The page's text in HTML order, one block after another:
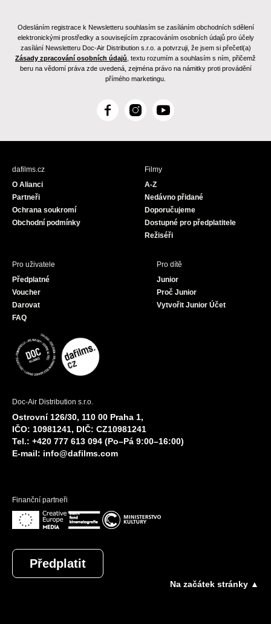
Odesláním registrace k Newsletteru souhlasím se zasíláním obchodních sdělení
elektronickými prostředky a souvisejícím zpracováním osobních údajů pro účely
zasílání Newsletteru Doc-Air Distribution s.r.o. a potvrzuji, že jsem si přečetl(a)
Zásady zpracování osobních údajů , textu rozumím a souhlasím s ním, přičemž
beru na vědomí práva zde uvedená, zejména právo na námitky proti provádění
přímého marketingu.
F
c
I
s
Y
u
dafilms.cz
O Alianci
Partneři
Ochrana soukromí
Obchodní podmínky
Filmy
A-Z
Nedávno přidané
Doporučujeme
Dostupné pro předplatitele
Režiséři
Pro uživatele
Předplatné
Voucher
Darovat
FAQ
Pro dítě
Junior
Proč Junior
Vytvořit Junior Účet
Doc-Air Distribution s.r.o.
Ostrovní 126/30, 110 00 Praha 1,
IČO: 10981241, DIČ: CZ10981241
Tel.: +420 777 613 094 (Po–Pá 9:00–16:00)
E-mail: info@dafilms.com
Finanční partneři
Předplatit
Na začátek stránky ▲